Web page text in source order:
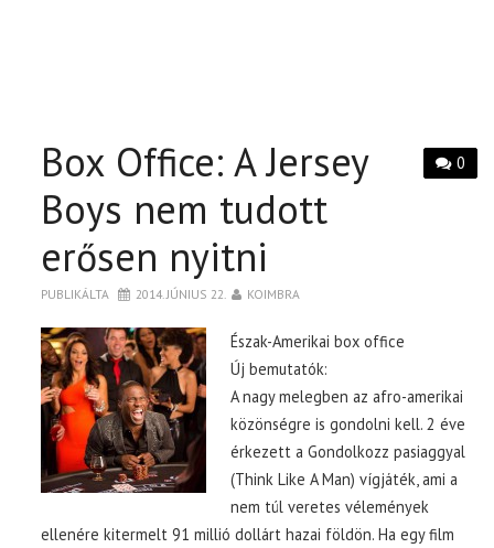
0
Box Office: A Jersey
Boys nem tudott
erősen nyitni
PUBLIKÁLTA 2014. JÚNIUS 22. KOIMBRA
Észak-Amerikai box office
Új bemutatók:
A nagy melegben az afro-amerikai
közönségre is gondolni kell. 2 éve
érkezett a Gondolkozz pasiaggyal
(Think Like A Man) vígjáték, ami a
nem túl veretes vélemények
ellenére kitermelt 91 millió dollárt hazai földön. Ha egy film